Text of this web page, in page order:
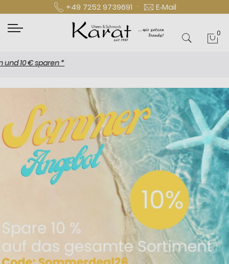
+49 7252 9739691 · E‑Mail
0
€ sparen *